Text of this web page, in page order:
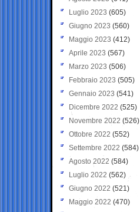
Luglio 2023 (605)
Giugno 2023 (560)
Maggio 2023 (412)
Aprile 2023 (567)
Marzo 2023 (506)
Febbraio 2023 (505)
Gennaio 2023 (541)
Dicembre 2022 (525)
Novembre 2022 (526)
Ottobre 2022 (552)
Settembre 2022 (584)
Agosto 2022 (584)
Luglio 2022 (562)
Giugno 2022 (521)
Maggio 2022 (470)